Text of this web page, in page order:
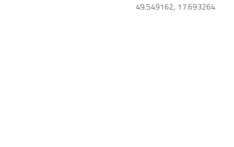
49.549162, 17.693264